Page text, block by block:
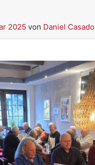
2025 von Daniel Casado